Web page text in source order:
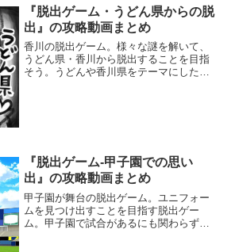
い問題が数多く出てくるぞ。
『脱出ゲーム・うどん県からの脱
出』の攻略動画まとめ
香川の脱出ゲーム。様々な謎を解いて、
うどん県・香川から脱出することを目指
そう。うどんや香川県をテーマにした謎
『脱出ゲーム-甲子園での思い
出』の攻略動画まとめ
甲子園が舞台の脱出ゲーム。ユニフォー
ムを見つけ出すことを目指す脱出ゲー
ム。甲子園で試合があるにも関わらず、